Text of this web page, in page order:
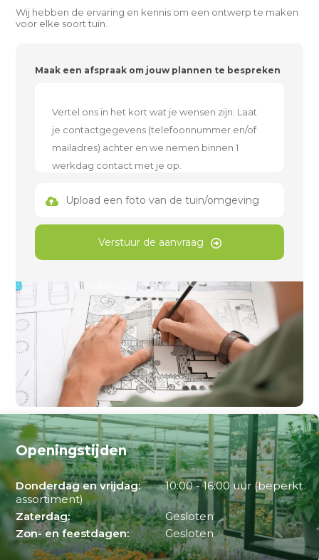
Wij hebben de ervaring en kennis om een ontwerp te maken
voor elke soort tuin.
Maak een afspraak om jouw plannen te bespreken
Upload een foto van de tuin/omgeving
Verstuur de aanvraag
Openingstijden
Donderdag en vrijdag:
10:00 - 16:00 uur (beperkt
assortiment)
Zaterdag:
Gesloten
Zon- en feestdagen:
Gesloten